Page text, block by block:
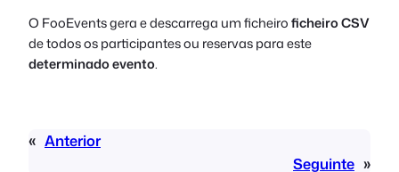
O FooEvents gera e descarrega um ficheiroficheiro CSV
de todos os participantes ou reservas para este
determinado evento.
« Anterior
Seguinte »